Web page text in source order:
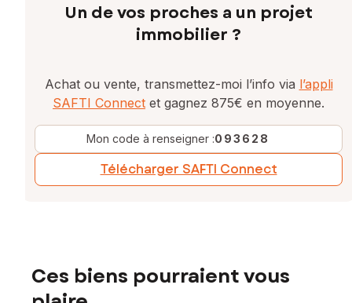
Un de vos proches a un projet
immobilier ?
Achat ou vente, transmettez-moi l’info via l’appli
SAFTI Connect et gagnez 875€ en moyenne.
Mon code à renseigner :093628
Télécharger SAFTI Connect
Ces biens pourraient vous